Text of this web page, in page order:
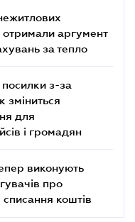
аргумент
за тепло
з-за
зміниться
для
і громадян
виконують
про
коштів